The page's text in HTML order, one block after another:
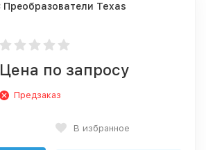
Преобразователи Texas
Цена по запросу
Предзаказ
В избранное